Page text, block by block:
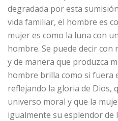
degradada por esta
vida familiar, el hombre es
mujer es como la luna con
hombre. Se puede decir
y de manera que produzca
hombre brilla como si fuera
reflejando la gloria de Dios,
universo moral y que la
igualmente su esplendor de